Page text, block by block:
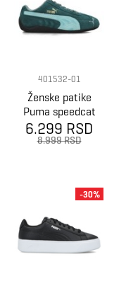
401532-01
Ženske patike
Puma speedcat
the neverworn
6.299 RSD
8.999 RSD
-30%